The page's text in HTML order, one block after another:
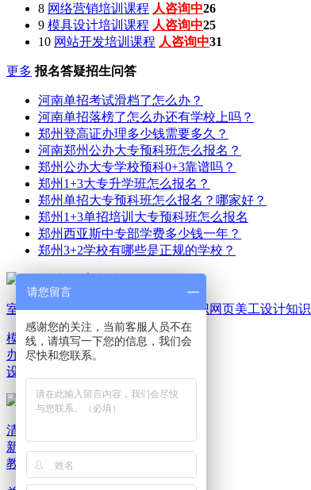
8 网络营销培训课程 人咨询中26
9 模具设计培训课程 人咨询中26
10 网站开发培训课程 人咨询中32
更多 报名答疑招生问答
河南单招考试滑档了怎么办？
河南单招落榜了怎么办还有学校上吗？
郑州登高证办理多少钱需要多久？
河南郑州公办大专预科班怎么报名？
郑州公办大专学校预科0+3靠谱吗？
郑州1+3大专升学班怎么报名？
郑州单招大专预科班怎么报名？哪家好？
郑州1+3单招培训大专预科班怎么报名
郑州西亚斯中专部学费多少钱一年？
郑州3+2学校有哪些是正规的学校？
室内家装设计知识平面广告设计知识网页美工设计知识
模具机械设计知识电脑
办公文秘知识游戏动漫
设计知识
清新教育新闻资讯
新教育报班选课
教育就业服务
请您留言
感谢您的关注，当前客服人员不在
线，请填写一下您的信息，我们会
尽快和您联系。